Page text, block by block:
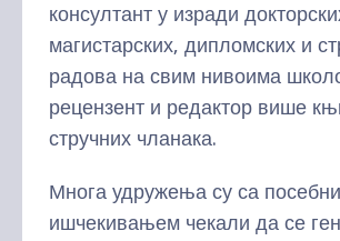
консултант у изради
магистарских, дипломских и
радова на свим нивоима
рецензент и редактор више
стручних чланака.
Многа удружења су са
ишчекивањем чекали да се